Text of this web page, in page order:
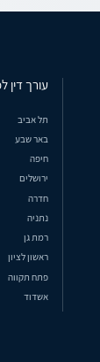
עורך דין
תל אביב
באר שבע
חיפה
ירושלים
חדרה
נתניה
רמת גן
ראשון לציון
פתח תקווה
אשדוד